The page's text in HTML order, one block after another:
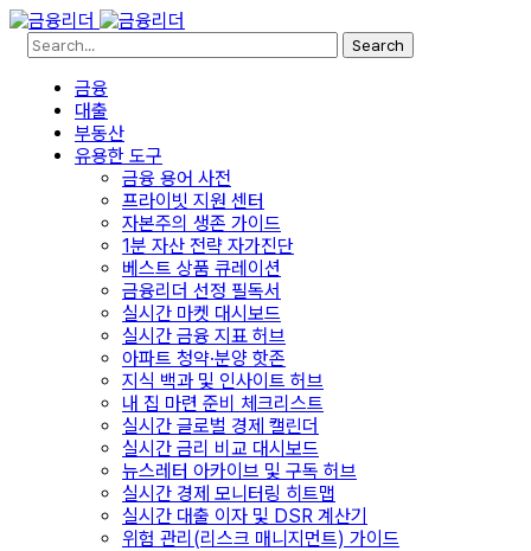
Search
금융
대출
부동산
유용한 도구
금융 용어 사전
프라이빗 지원 센터
자본주의 생존 가이드
1분 자산 전략 자가진단
베스트 상품 큐레이션
금융리더 선정 필독서
실시간 마켓 대시보드
실시간 금융 지표 허브
아파트 청약·분양 핫존
지식 백과 및 인사이트 허브
내 집 마련 준비 체크리스트
실시간 글로벌 경제 캘린더
실시간 금리 비교 대시보드
뉴스레터 아카이브 및 구독 허브
실시간 경제 모니터링 히트맵
실시간 대출 이자 및 DSR 계산기
위험 관리(리스크 매니지먼트) 가이드